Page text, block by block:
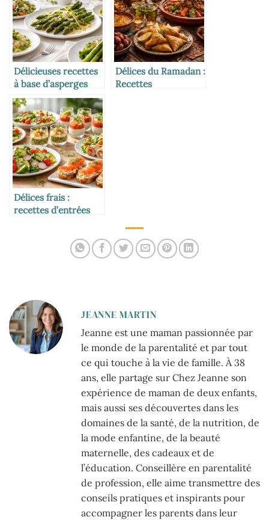
chaleureux
Délicieuses recettes
à base d’asperges
vertes pour sublimer
vos repas
Délices du Ramadan :
Recettes
Délices frais :
recettes d’entrées
JEANNE MARTIN
Jeanne est une maman passionnée par
le monde de la parentalité et par tout
ce qui touche à la vie de famille. À 38
ans, elle partage sur Chez Jeanne son
expérience de maman de deux enfants,
mais aussi ses découvertes dans les
domaines de la santé, de la nutrition, de
la mode enfantine, de la beauté
maternelle, des cadeaux et de
l’éducation. Conseillère en parentalité
de profession, elle aime transmettre des
conseils pratiques et inspirants pour
accompagner les parents dans leur